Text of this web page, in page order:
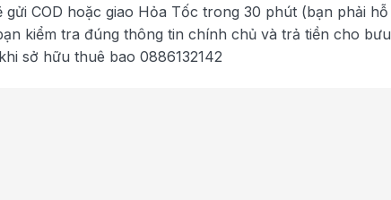
COD hoặc giao Hỏa Tốc trong 30 phút (bạn phải hỗ
kiểm tra đúng thông tin chính chủ và trả tiền cho bưu
sở hữu thuê bao 0886132142